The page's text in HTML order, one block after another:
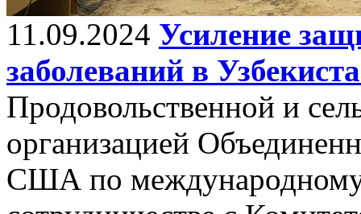
11.09.2024 Усиление
заболеваний в
Продовольственной и
организацией
США по